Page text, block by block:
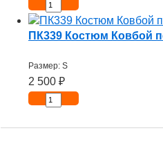
ПК339 Костюм Ковбой
Размер: S
2 500 ₽